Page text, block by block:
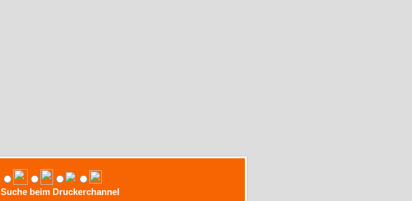
Suche beim Druckerchannel